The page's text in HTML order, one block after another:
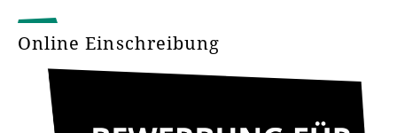
Online Einschreibung